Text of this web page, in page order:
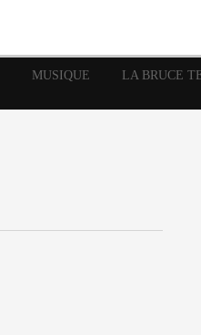
MUSIQUE LA BRUCE
Mangas Marvel Mattie boy
Panini
Punisher Rock Semic Special Guest